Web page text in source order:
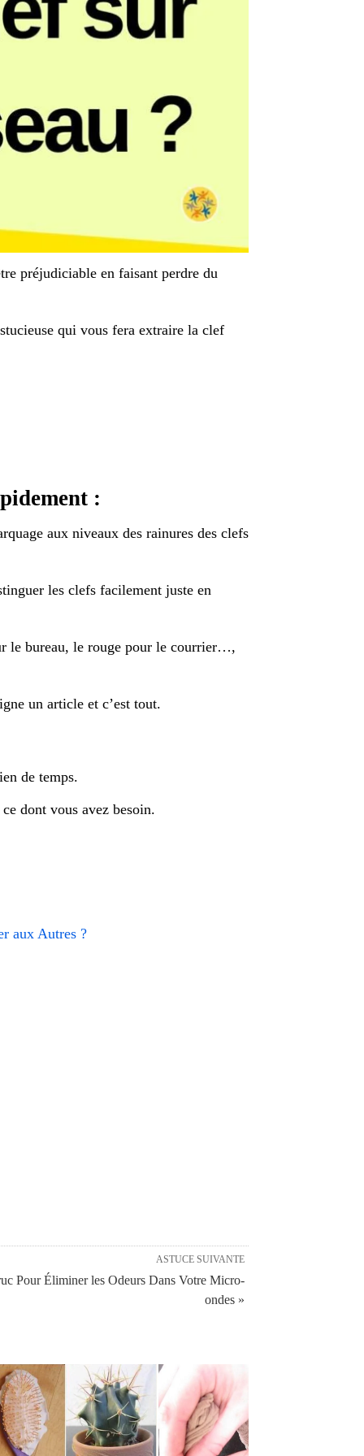
préjudiciable en faisant perdre du
qui vous fera extraire la clef
:
aux niveaux des rainures des clefs
les clefs facilement juste en
le bureau, le rouge pour le courrier…,
un article et c’est tout.
de temps.
dont vous avez besoin.
aux Autres ?
ASTUCE SUIVANTE
Pour Éliminer les Odeurs Dans Votre Micro-
ondes »